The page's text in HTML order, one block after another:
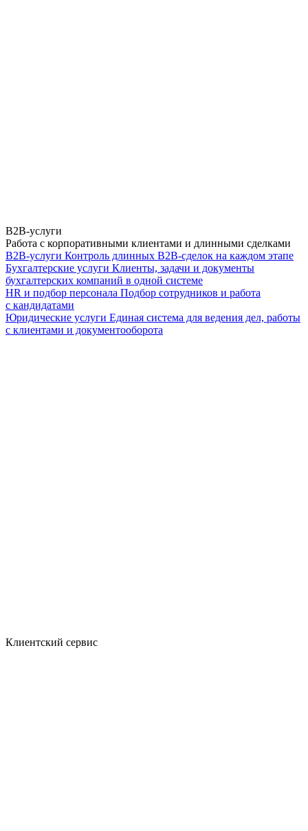
B2B-услуги
Работа с корпоративными клиентами и длинными сделками
B2B-услуги Контроль длинных B2B-сделок на каждом этапе
Бухгалтерские услуги Клиенты, задачи и документы
бухгалтерских компаний в одной системе
HR и подбор персонала Подбор сотрудников и работа
с кандидатами
Юридические услуги Единая система для ведения дел, работы
с клиентами и документооборота
Клиентский сервис